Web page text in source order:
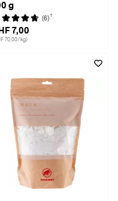
g
(6) 1
7,00
70,00/kg)